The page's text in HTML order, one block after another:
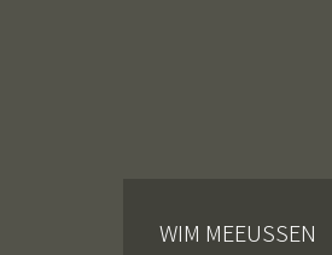
WIM MEEUSSEN